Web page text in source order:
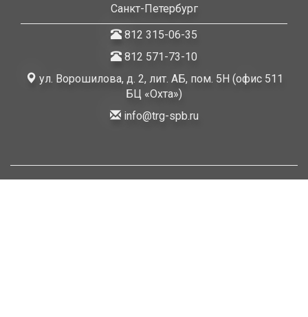
Санкт-Петербург
812 315-06-35
812 571-73-10
ул. Ворошилова, д. 2, лит. АБ, пом. 5Н (офис 511
БЦ «Охта»)
info@trg-spb.ru